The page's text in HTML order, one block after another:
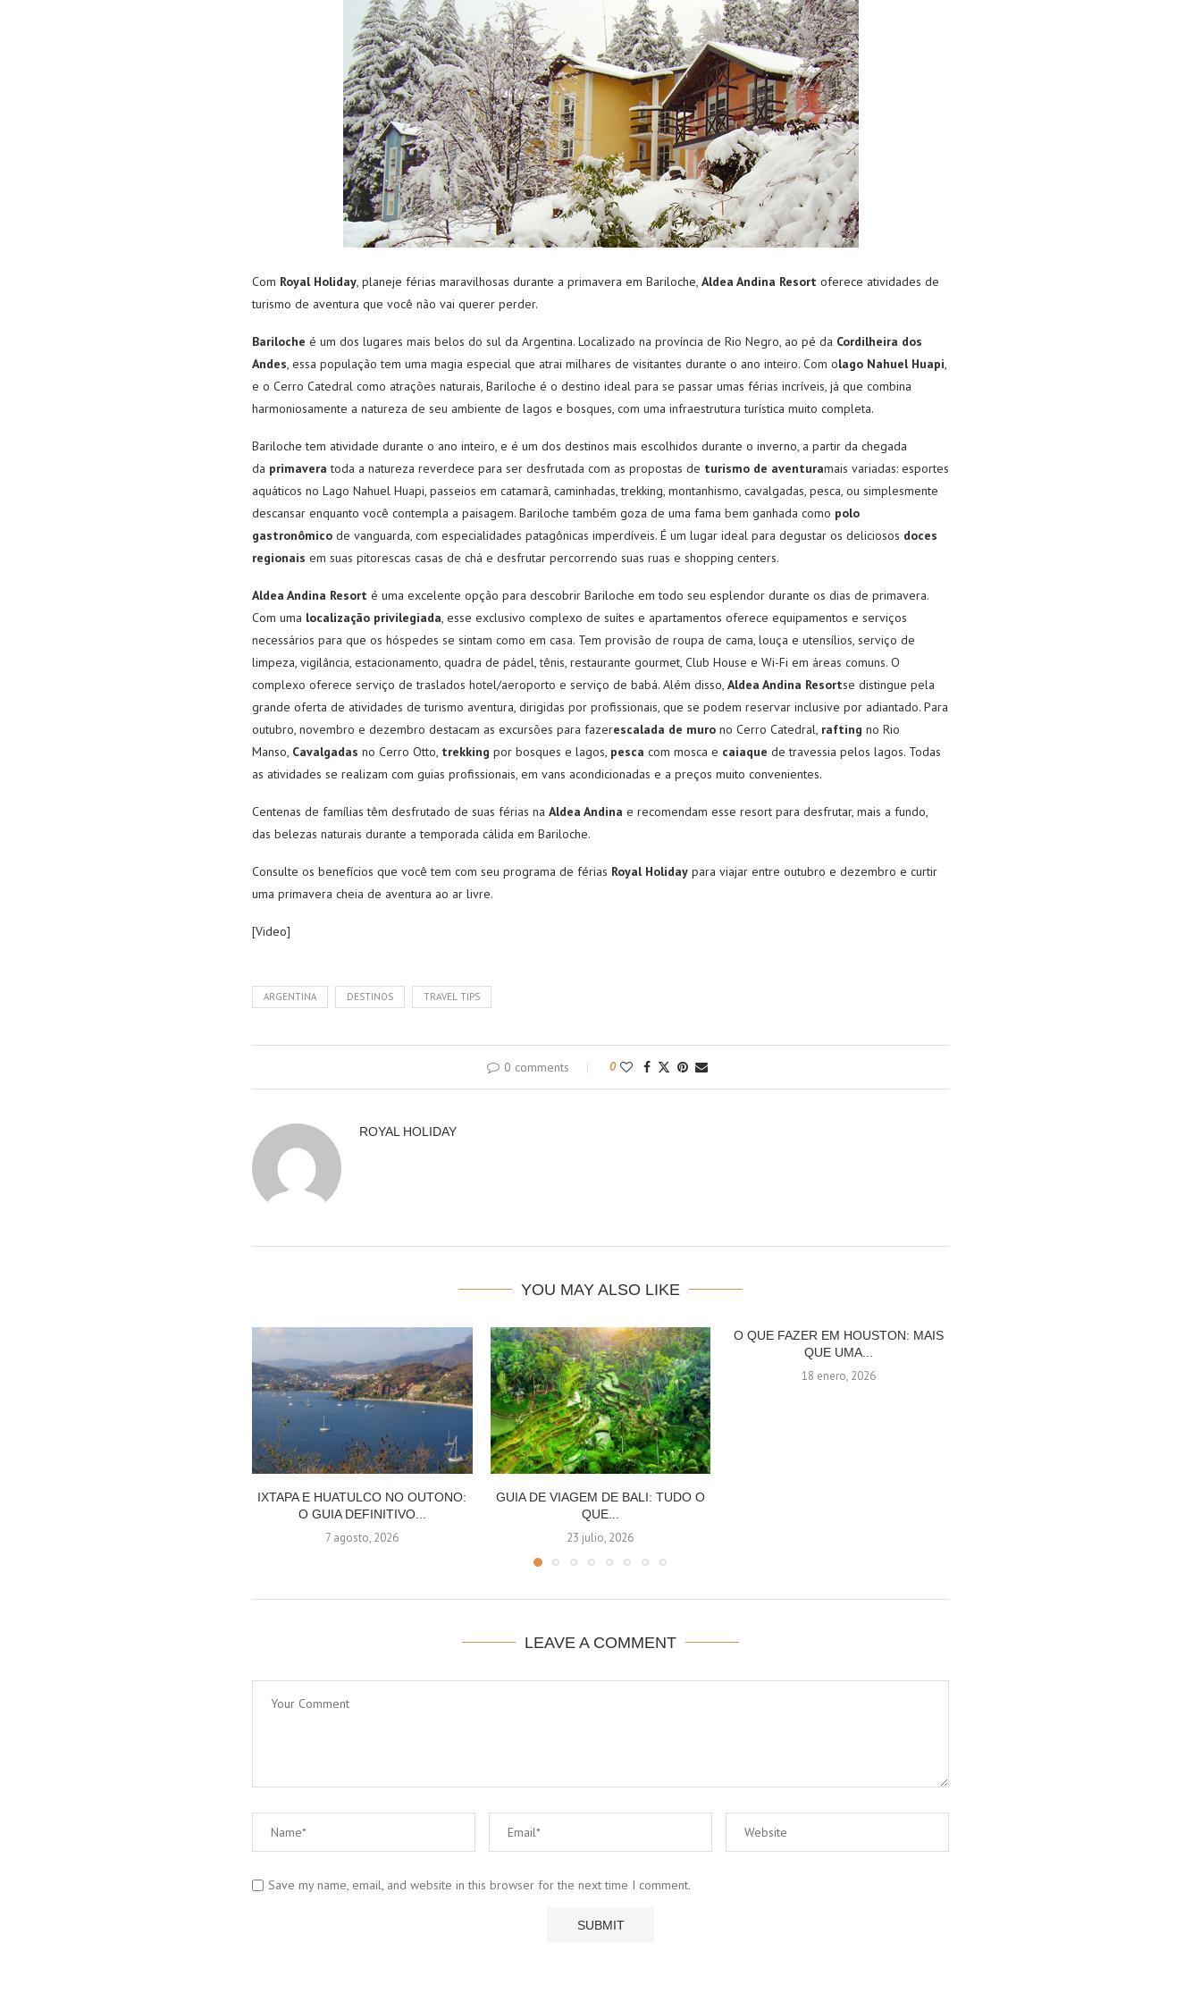
Com Royal Holiday, planeje férias maravilhosas durante a primavera em Bariloche, Aldea Andina Resort oferece atividades de
turismo de aventura que você não vai querer perder.
Bariloche é um dos lugares mais belos do sul da Argentina. Localizado na província de Rio Negro, ao pé da Cordilheira dos
Andes, essa população tem uma magia especial que atrai milhares de visitantes durante o ano inteiro. Com olago Nahuel Huapi,
e o Cerro Catedral como atrações naturais, Bariloche é o destino ideal para se passar umas férias incríveis, já que combina
harmoniosamente a natureza de seu ambiente de lagos e bosques, com uma infraestrutura turística muito completa.
Bariloche tem atividade durante o ano inteiro, e é um dos destinos mais escolhidos durante o inverno, a partir da chegada
da primavera toda a natureza reverdece para ser desfrutada com as propostas de turismo de aventuramais variadas: esportes
aquáticos no Lago Nahuel Huapi, passeios em catamarã, caminhadas, trekking, montanhismo, cavalgadas, pesca, ou simplesmente
descansar enquanto você contempla a paisagem. Bariloche também goza de uma fama bem ganhada como polo
gastronômico de vanguarda, com especialidades patagônicas imperdíveis. É um lugar ideal para degustar os deliciosos doces
regionais em suas pitorescas casas de chá e desfrutar percorrendo suas ruas e shopping centers.
Aldea Andina Resort é uma excelente opção para descobrir Bariloche em todo seu esplendor durante os dias de primavera.
Com uma localização privilegiada, esse exclusivo complexo de suítes e apartamentos oferece equipamentos e serviços
necessários para que os hóspedes se sintam como em casa. Tem provisão de roupa de cama, louça e utensílios, serviço de
limpeza, vigilância, estacionamento, quadra de pádel, tênis, restaurante gourmet, Club House e Wi-Fi em áreas comuns. O
complexo oferece serviço de traslados hotel/aeroporto e serviço de babá. Além disso, Aldea Andina Resortse distingue pela
grande oferta de atividades de turismo aventura, dirigidas por profissionais, que se podem reservar inclusive por adiantado. Para
outubro, novembro e dezembro destacam as excursões para fazerescalada de muro no Cerro Catedral, rafting no Rio
Manso, Cavalgadas no Cerro Otto, trekking por bosques e lagos, pesca com mosca e caiaque de travessia pelos lagos. Todas
as atividades se realizam com guias profissionais, em vans acondicionadas e a preços muito convenientes.
Centenas de famílias têm desfrutado de suas férias na Aldea Andina e recomendam esse resort para desfrutar, mais a fundo,
das belezas naturais durante a temporada cálida em Bariloche.
Consulte os benefícios que você tem com seu programa de férias Royal Holiday para viajar entre outubro e dezembro e curtir
uma primavera cheia de aventura ao ar livre.
[Video]
ARGENTINA DESTINOS TRAVEL TIPS
0 comments 0
ROYAL HOLIDAY
YOU MAY ALSO LIKE
IXTAPA E HUATULCO NO OUTONO:
O GUIA DEFINITIVO...
7 agosto, 2026
GUIA DE VIAGEM DE BALI: TUDO O
QUE...
23 julio, 2026
O QUE FAZER EM HOUSTON: MAIS
QUE UMA...
18 enero, 2026
LEAVE A COMMENT
Save my name, email, and website in this browser for the next time I comment.